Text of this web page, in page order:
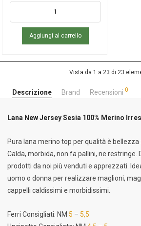
Aggiungi al carrello
Vista da 1 a 23 di 23
Descrizione Brand Recensioni 0
Lana New Jersey Sesia 100% Merino
Pura lana merino top per qualità è bellezza
Calda, morbida, non fa pallini, ne restringe.
prodotti da noi più venduti e apprezzati.
uomo o donna per realizzare maglioni,
cappelli caldissimi e morbidissimi.
Ferri Consigliati: NM 5 – 5,5